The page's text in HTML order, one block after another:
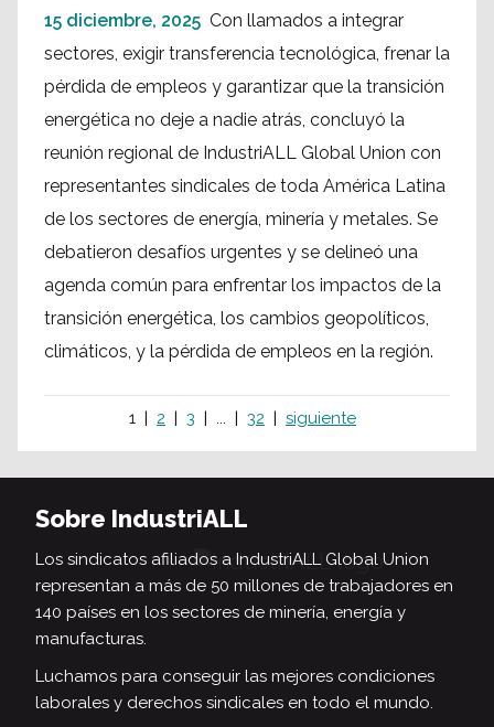
15 diciembre, 2025 Con llamados a integrar
sectores, exigir transferencia tecnológica, frenar la
pérdida de empleos y garantizar que la transición
energética no deje a nadie atrás, concluyó la
reunión regional de IndustriALL Global Union con
representantes sindicales de toda América Latina
de los sectores de energía, minería y metales. Se
debatieron desafíos urgentes y se delineó una
agenda común para enfrentar los impactos de la
transición energética, los cambios geopolíticos,
climáticos, y la pérdida de empleos en la región.
1 2 3 ... 32 siguiente
Sobre IndustriALL
Los sindicatos afiliados a IndustriALL Global Union
representan a más de 50 millones de trabajadores en
140 países en los sectores de minería, energía y
manufacturas.
Luchamos para conseguir las mejores condiciones
laborales y derechos sindicales en todo el mundo.